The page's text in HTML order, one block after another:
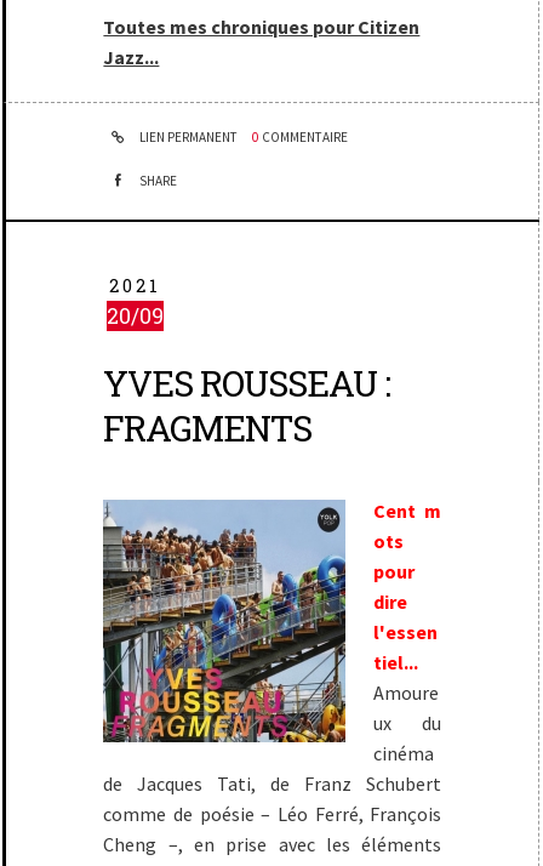
Toutes mes chroniques pour Citizen
Jazz...
LIEN PERMANENT 0 COMMENTAIRE
SHARE
2021
20/09
YVES ROUSSEAU :
FRAGMENTS
Cent m
ots
pour
dire
l'essen
tiel...
Amoure
ux du
cinéma
de Jacques Tati, de Franz Schubert
comme de poésie – Léo Ferré, François
Cheng –, en prise avec les éléments